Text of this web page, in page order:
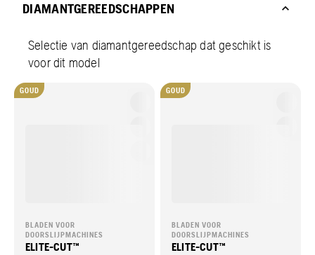
DIAMANTGEREEDSCHAPPEN
Selectie van diamantgereedschap dat geschikt is
voor dit model
GOUD
BLADEN VOOR
DOORSLIJPMACHINES
ELITE-CUT™
GOUD
BLADEN VOOR
DOORSLIJPMACHINES
ELITE-CUT™